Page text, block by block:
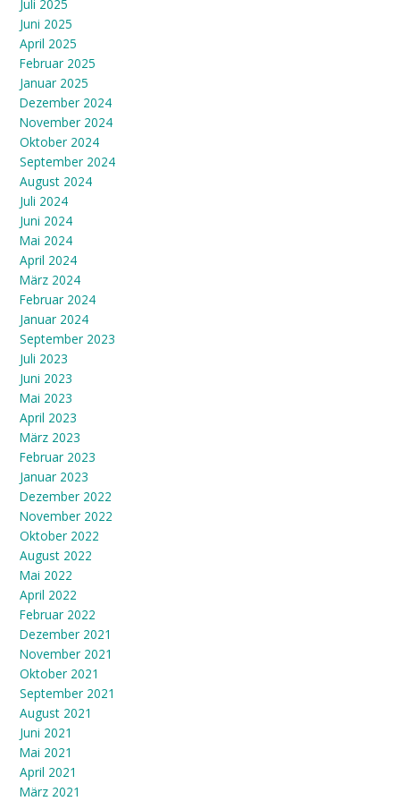
Juli 2025
Juni 2025
April 2025
Februar 2025
Januar 2025
Dezember 2024
November 2024
Oktober 2024
September 2024
August 2024
Juli 2024
Juni 2024
Mai 2024
April 2024
März 2024
Februar 2024
Januar 2024
September 2023
Juli 2023
Juni 2023
Mai 2023
April 2023
März 2023
Februar 2023
Januar 2023
Dezember 2022
November 2022
Oktober 2022
August 2022
Mai 2022
April 2022
Februar 2022
Dezember 2021
November 2021
Oktober 2021
September 2021
August 2021
Juni 2021
Mai 2021
April 2021
März 2021